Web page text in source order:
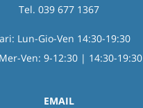
Tel. 039 677 1367
Lun-Gio-Ven 14:30-19:30
Ven: 9-12:30 | 14:30-19:30
EMAIL